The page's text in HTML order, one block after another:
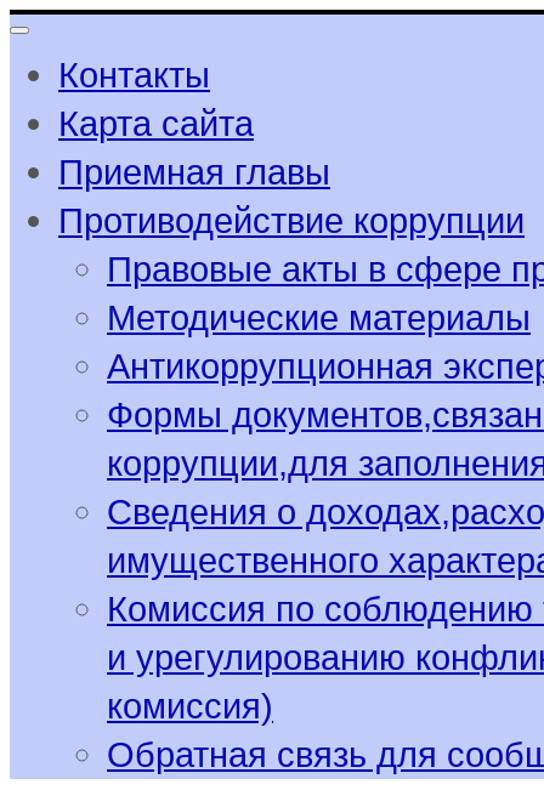
Контакты
Карта сайта
Приемная главы
Противодействие коррупции
Правовые акты в сфере
Методические материалы
Антикоррупционная
Формы
коррупции,для
Сведения о
имущественного
Комиссия по соблюдению
и урегулированию
комиссия)
Обратная связь для